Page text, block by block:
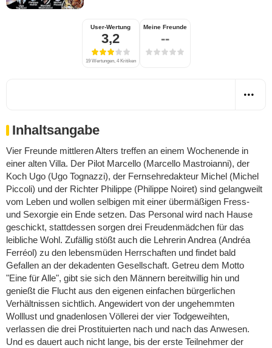
User-Wertung
3,2
19 Wertungen, 4 Kritiken
Meine Freunde
--
Inhaltsangabe
Vier Freunde mittleren Alters treffen an einem Wochenende in
einer alten Villa. Der Pilot Marcello (Marcello Mastroianni), der
Koch Ugo (Ugo Tognazzi), der Fernsehredakteur Michel (Michel
Piccoli) und der Richter Philippe (Philippe Noiret) sind gelangweilt
vom Leben und wollen selbigen mit einer übermäßigen Fress-
und Sexorgie ein Ende setzen. Das Personal wird nach Hause
geschickt, stattdessen sorgen drei Freudenmädchen für das
leibliche Wohl. Zufällig stößt auch die Lehrerin Andrea (Andréa
Ferréol) zu den lebensmüden Herrschaften und findet bald
Gefallen an der dekadenten Gesellschaft. Getreu dem Motto
"Eine für Alle", gibt sie sich den Männern bereitwillig hin und
genießt die Flucht aus den eigenen einfachen bürgerlichen
Verhältnissen sichtlich. Angewidert von der ungehemmten
Wolllust und gnadenlosen Völlerei der vier Todgeweihten,
verlassen die drei Prostituierten nach und nach das Anwesen.
Und es dauert auch nicht lange, bis der erste Teilnehmer der